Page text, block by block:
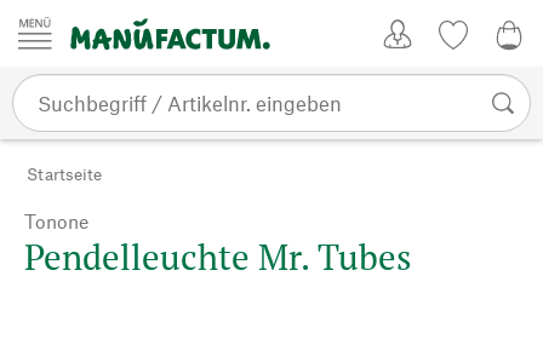
Zum Inhalt springen
Startseite
Tonone
Pendelleuchte Mr. Tubes